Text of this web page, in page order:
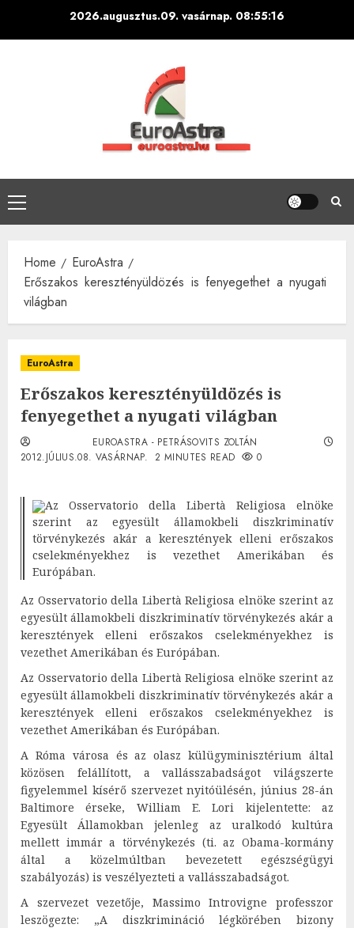
2026.augusztus.09. vasárnap. 08:55:17
Primary
Menu
Home
EuroAstra
Erőszakos keresztényüldözés is fenyegethet a nyugati
világban
EuroAstra
Erőszakos keresztényüldözés is
fenyegethet a nyugati világban
EUROASTRA - PETRÁSOVITS ZOLTÁN
2012.JÚLIUS.08. VASÁRNAP. 2 MINUTES READ 0
Az Osservatorio della Libertà Religiosa elnöke
szerint az egyesült államokbeli diszkriminatív
törvénykezés akár a keresztények elleni erőszakos
cselekményekhez is vezethet Amerikában és
Európában.
Az Osservatorio della Libertà Religiosa elnöke szerint az
egyesült államokbeli diszkriminatív törvénykezés akár a
keresztények elleni erőszakos cselekményekhez is
vezethet Amerikában és Európában.
Az Osservatorio della Libertà Religiosa elnöke szerint az
egyesült államokbeli diszkriminatív törvénykezés akár a
keresztények elleni erőszakos cselekményekhez is
vezethet Amerikában és Európában.
A Róma városa és az olasz külügyminisztérium által
közösen felállított, a vallásszabadságot világszerte
figyelemmel kísérő szervezet nyitóülésén, június 28-án
Baltimore érseke, William E. Lori kijelentette: az
Egyesült Államokban jelenleg az uralkodó kultúra
mellett immár a törvénykezés (ti. az Obama-kormány
által a közelmúltban bevezetett egészségügyi
szabályozás) is veszélyezteti a vallásszabadságot.
A szervezet vezetője, Massimo Introvigne professzor
leszögezte: „A diszkrimináció légkörében bizony